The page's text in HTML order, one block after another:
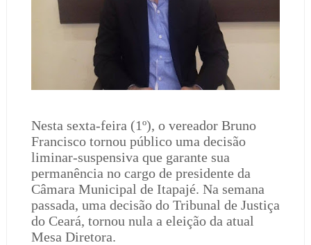
Nesta sexta-feira (1º), o vereador Bruno
Francisco tornou público uma decisão
liminar-suspensiva que garante sua
permanência no cargo de presidente da
Câmara Municipal de Itapajé. Na semana
passada, uma decisão do Tribunal de Justiça
do Ceará, tornou nula a eleição da atual
Mesa Diretora.